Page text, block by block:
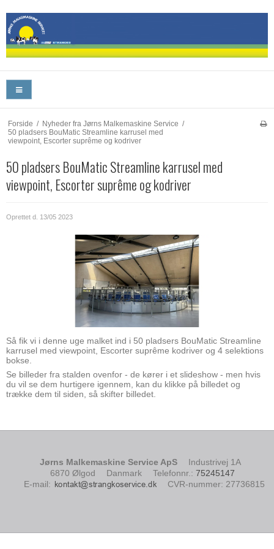
Forside / Nyheder fra Jørns Malkemaskine Service /
50 pladsers BouMatic Streamline karrusel med
viewpoint, Escorter suprême og kodriver
50 pladsers BouMatic Streamline karrusel med
viewpoint, Escorter suprême og kodriver
Oprettet d. 13/05 2023
Så fik vi i denne uge malket ind i 50 pladsers BouMatic Streamline
karrusel med viewpoint, Escorter suprême kodriver og 4 selektions
bokse.
Se billeder fra stalden ovenfor - de kører i et slideshow - men hvis
du vil se dem hurtigere igennem, kan du klikke på billedet og
trække dem til siden, så skifter billedet.
Jørns Malkemaskine Service ApS
Industrivej 1A
6870 Ølgod
Danmark Telefonnr. : 75245147
E-mail: CVR-nummer: 27736815